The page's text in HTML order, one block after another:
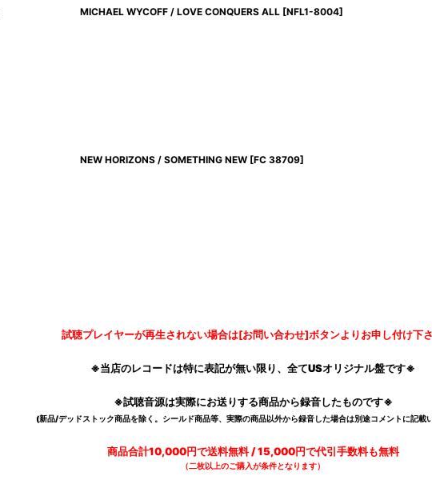
MICHAEL WYCOFF / LOVE CONQUERS ALL [NFL1-8004]
NEW HORIZONS / SOMETHING NEW [FC 38709]
試聴プレイヤーが再生されない場合は[お問い合わせ]ボタンよりお申し付け下
※当店のレコードは特に表記が無い限り、全てUSオリジナル盤です※
※試聴音源は実際にお送りする商品から録音したものです※
(新品/デッドストック商品を除く。シールド商品等、実際の商品以外から録音した場合は別途コメントに記載
商品合計10,000円で送料無料 / 15,000円で代引手数料も無料
（二枚以上のご購入が条件となります）